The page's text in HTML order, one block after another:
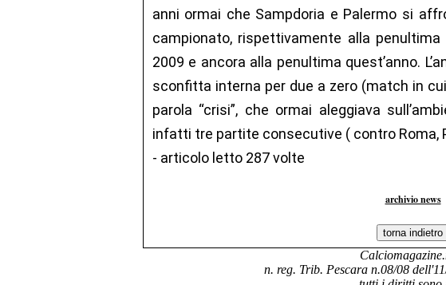
anni ormai che Sampdoria e Palermo si
campionato, rispettivamente alla penultima
2009 e ancora alla penultima quest’anno.
sconfitta interna per due a zero (match in
parola “crisi”, che ormai aleggiava
infatti tre partite consecutive ( contro Roma,
- articolo letto 287 volte
archivio news
n. reg. Trib. Pescara n.08/08